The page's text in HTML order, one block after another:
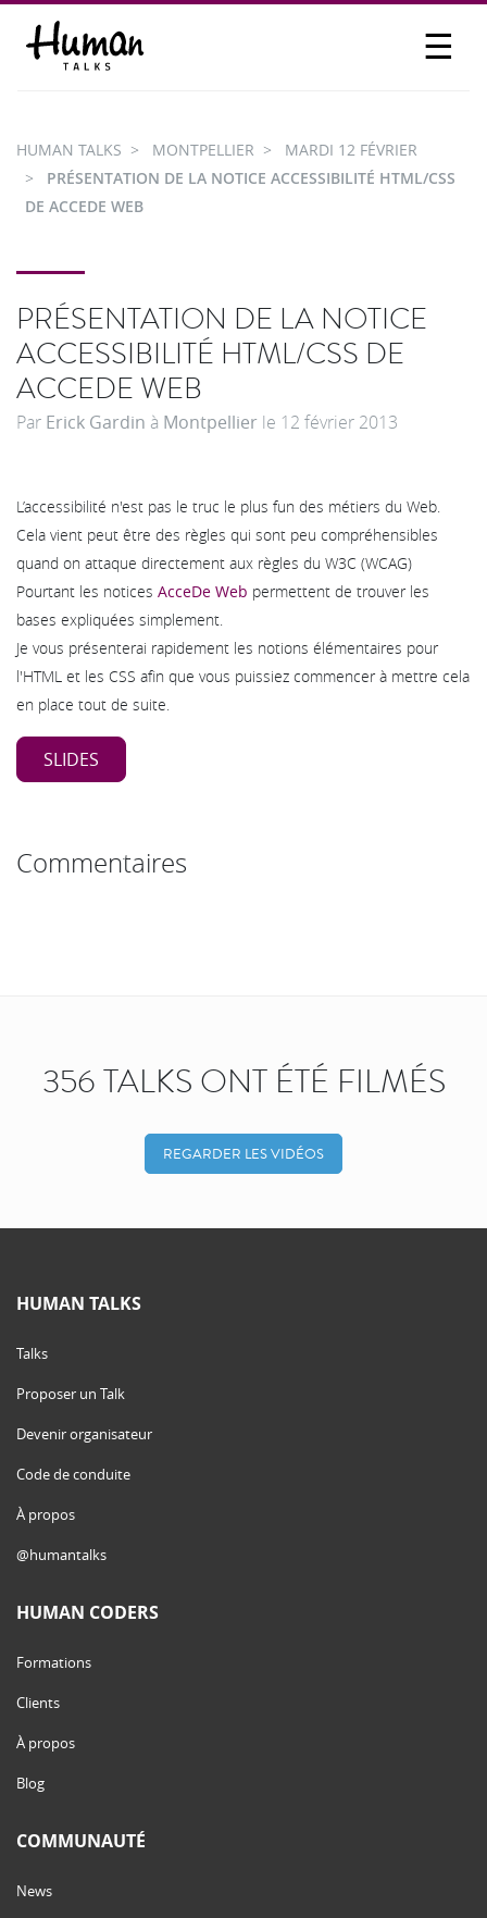
☰
PARTICIPER
HUMAN TALKS MONTPELLIER
MARDI 12 FÉVRIER
PRÉSENTATION DE LA NOTICE ACCESSIBILITÉ HTML/CSS
DE ACCEDE WEB
PRÉSENTATION DE LA NOTICE
ACCESSIBILITÉ HTML/CSS DE
ACCEDE WEB
Par Erick Gardin à Montpellier le 12 février 2013
L’accessibilité n'est pas le truc le plus fun des métiers du Web.
Cela vient peut être des règles qui sont peu compréhensibles
quand on attaque directement aux règles du W3C (WCAG)
Pourtant les notices AcceDe Web permettent de trouver les
bases expliquées simplement.
Je vous présenterai rapidement les notions élémentaires pour
l'HTML et les CSS afin que vous puissiez commencer à mettre cela
en place tout de suite.
SLIDES
Commentaires
356 TALKS ONT ÉTÉ FILMÉS
REGARDER LES VIDÉOS
HUMAN TALKS
Talks
Proposer un Talk
Devenir organisateur
Code de conduite
À propos
@humantalks
HUMAN CODERS
Formations
Clients
À propos
Blog
COMMUNAUTÉ
News